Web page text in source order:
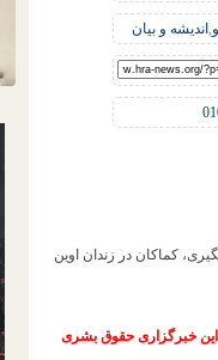
,اندیشه و بیان
علیرغم گذشت 20 روز از زمان دستگیری، کماکان در زندان اوین
این خبرگزاری حقوق بشری